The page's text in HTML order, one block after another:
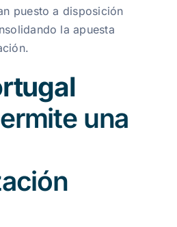
puesto a disposición
la apuesta
una